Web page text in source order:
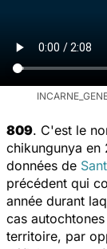
809. C'est le
chikungunya en
données de
précédent qui
année durant
cas
territoire, par